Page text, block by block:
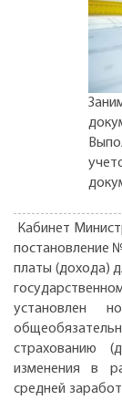
Кабинет
постановление
платы (дохода)
установлен
страхованию
изменения в
средней